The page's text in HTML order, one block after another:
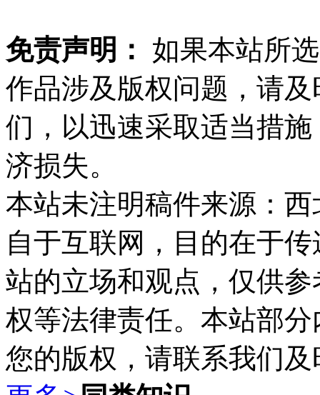
免责声明：
如果本站所
作品涉及版权问题，请
们，以迅速采取适当措
济损失。
本站未注明稿件来源：
自于互联网，目的在于
站的立场和观点，仅供
权等法律责任。本站部
您的版权，请联系我们